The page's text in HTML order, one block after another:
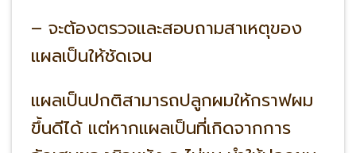
– จะต้องตรวจและสอบถามสาเหตุของ
แผลเป็นให้ชัดเจน
แผลเป็นปกติสามารถปลูกผมให้กราฟผม
ขึ้นดีได้ แต่หากแผลเป็นที่เกิดจากการ